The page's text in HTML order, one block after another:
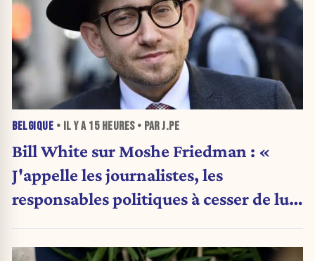
BELGIQUE • IL Y A 15 HEURES• PAR J.PE
Bill White sur Moshe Friedman : «
J'appelle les journalistes, les
responsables politiques à cesser de lui